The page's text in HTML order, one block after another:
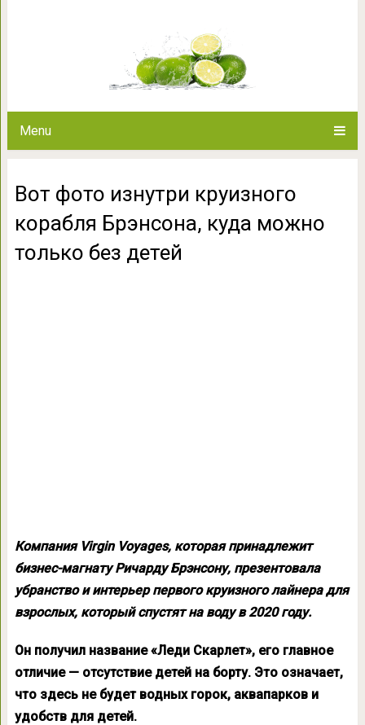
Menu
Вот фото изнутри круизного
корабля Брэнсона, куда можно
только без детей
Компания Virgin Voyages, которая принадлежит
бизнес-магнату Ричарду Брэнсону, презентовала
убранство и интерьер первого круизного лайнера для
взрослых, который спустят на воду в 2020 году.
Он получил название «Леди Скарлет», его главное
отличие — отсутствие детей на борту. Это означает,
что здесь не будет водных горок, аквапарков и
удобств для детей.